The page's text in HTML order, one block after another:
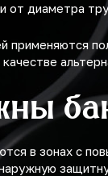
от диаметра
применяются
в зонах с